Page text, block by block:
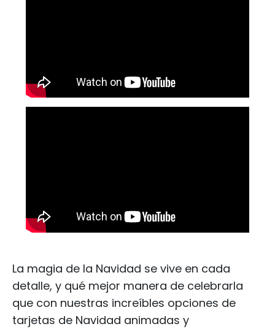
La magia de la Navidad se vive en cada
detalle, y qué mejor manera de celebrarla
que con nuestras increíbles opciones de
tarjetas de Navidad animadas y